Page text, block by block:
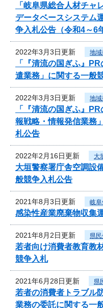
「岐阜県総合人材チ
データベースシステム
争入札公告（令和4～6
2022年3月3日更新 地
「『清流の国ぎふ』
遣業務」に関する一般
2022年3月3日更新 地
「『清流の国ぎふ』
報戦略・情報発信業務
札公告
2022年2月16日更新 大
大垣警察署庁舎空調設
般競争入札公告
2021年8月3日更新 岐
感染性産業廃棄物収集
2021年8月2日更新 県
若者向け消費者教育教
競争入札
2021年6月28日更新 県
若者の消費者トラブル
業務の委託に関する一